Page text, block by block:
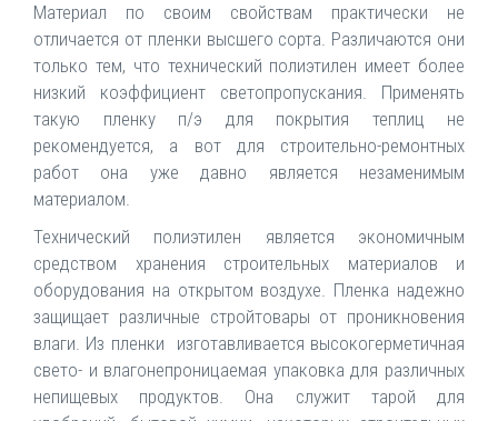
Материал по своим свойствам практически не
отличается от пленки высшего сорта. Различаются они
только тем, что технический полиэтилен имеет более
низкий коэффициент светопропускания. Применять
такую пленку п/э для покрытия теплиц не
рекомендуется, а вот для строительно-ремонтных
работ она уже давно является незаменимым
материалом.
Технический полиэтилен является экономичным
средством хранения строительных материалов и
оборудования на открытом воздухе. Пленка надежно
защищает различные стройтовары от проникновения
влаги. Из пленки изготавливается высокогерметичная
свето- и влагонепроницаемая упаковка для различных
непищевых продуктов. Она служит тарой для